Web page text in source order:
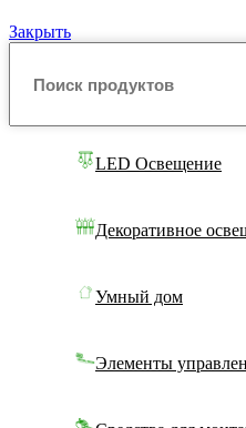
Закрыть
LED Освещение
Декоративное
Умный дом
Элементы